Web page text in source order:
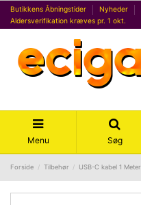
Butikkens Åbningstider Nyheder
Aldersverifikation kræves pr. 1 okt.
Menu Søg
Forside Tilbehør USB-C kabel 1 Meter